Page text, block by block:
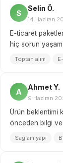
S
Selin Ö.
14 Haziran
E-ticaret
hiç sorun
Toptan alım
A
Ahmet Y.
9 Haziran
Ürün beklentimi
önceden bilgi
Sağlam yapı